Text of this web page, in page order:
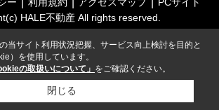
HALE不動産 All rights reserved.
当サイト利用状況把握、サービス向上検討を目的と
）を使用しています。
の取扱いについて」 をご確認ください。
閉じる